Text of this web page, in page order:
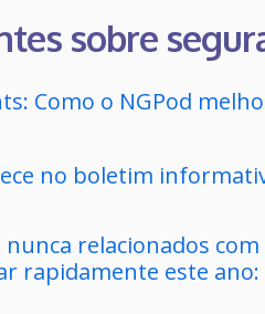
sobre
Como o NGPod
no boletim
relacionados
rapidamente este